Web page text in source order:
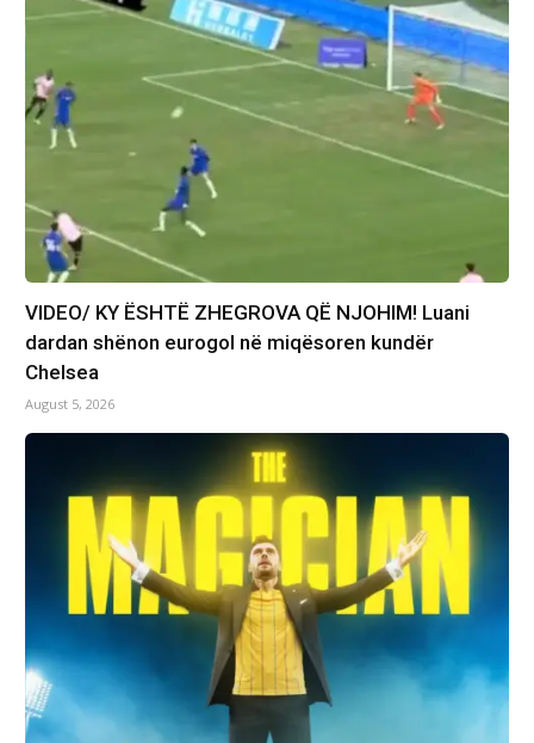
VIDEO/ KY ËSHTË ZHEGROVA QË NJOHIM! Luani
dardan shënon eurogol në miqësoren kundër
Chelsea
August 5, 2026